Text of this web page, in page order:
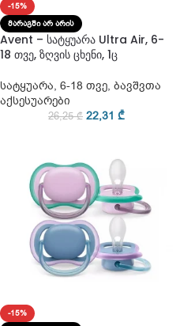
-15%
ᲛᲐᲠᲐᲒᲨᲘ ᲐᲠ ᲐᲠᲘᲡ
Avent – სატყუარა Ultra Air, 6-
18 თვე, ზღვის ცხენი, 1ც
სატყუარა, 6-18 თვე, ბავშვთა
აქსესუარები
26,25₾ 22,31 ₾
-15%